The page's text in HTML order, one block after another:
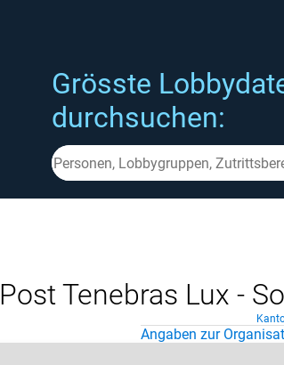
Grösste
durchsuchen:
Post Tenebras Lux -
Angaben zur